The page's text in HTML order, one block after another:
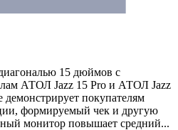
15 дюймов с
АТОЛ Jazz 15 Pro и АТОЛ Jazz
демонстрирует покупателям
формируемый чек и другую
монитор повышает средний...